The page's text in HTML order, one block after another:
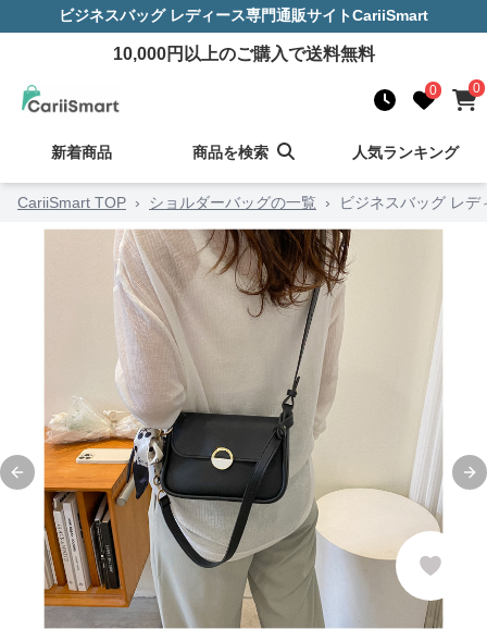
ビジネスバッグ レディース専門通販サイトCariiSmart
10,000円以上のご購入で送料無料
0 0
新着商品 商品を検索 人気ランキング
CariiSmart TOP › ショルダーバッグの一覧 › ビジネスバッグ レ
Previous slide